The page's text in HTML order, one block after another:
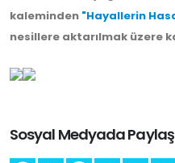
kaleminden "Hayallerin
nesillere aktarılmak üzere
Sosyal Medyada Paylaş